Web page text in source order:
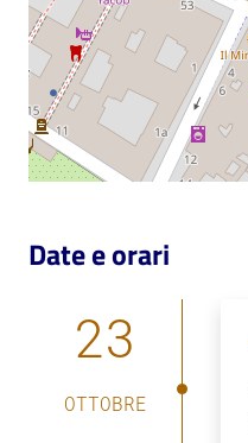
Date e orari
23
OTTOBRE